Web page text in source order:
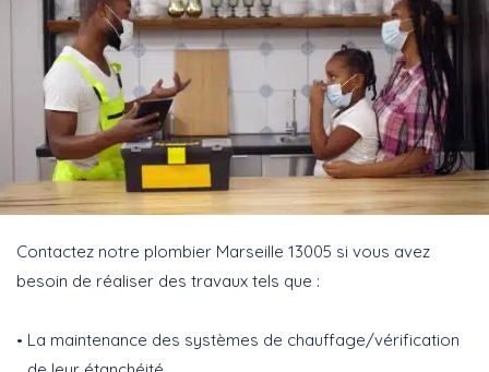
Contactez notre plombier Marseille 13005 si vous avez
besoin de réaliser des travaux tels que :
La maintenance des systèmes de chauffage/vérification